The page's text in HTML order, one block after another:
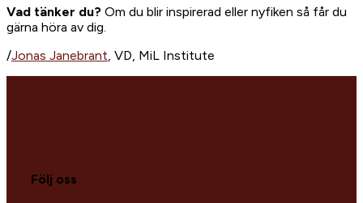
Vad tänker du? Om du blir inspirerad eller nyfiken så får du
gärna höra av dig.
/Jonas Janebrant, VD, MiL Institute
Följ oss